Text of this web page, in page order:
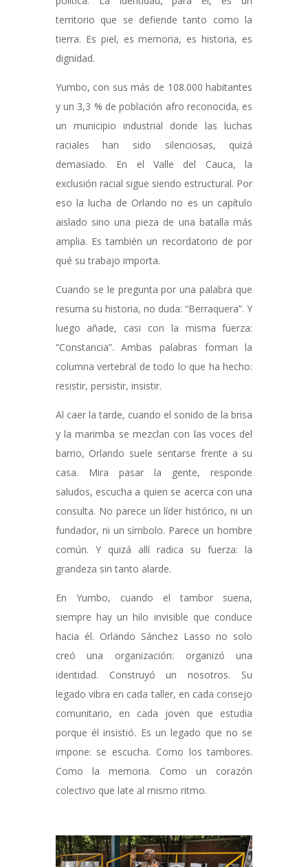
territorio que se defiende tanto como la
tierra. Es piel, es memoria, es historia, es
dignidad.
Yumbo, con sus más de 108.000 habitantes
y un 3,3 % de población afro reconocida, es
un municipio industrial donde las luchas
raciales han sido silenciosas, quizá
demasiado. En el Valle del Cauca, la
exclusión racial sigue siendo estructural. Por
eso la lucha de Orlando no es un capítulo
aislado sino una pieza de una batalla más
amplia. Es también un recordatorio de por
qué su trabajo importa.
Cuando se le pregunta por una palabra que
resuma su historia, no duda: “Berraquera”. Y
luego añade, casi con la misma fuerza:
“Constancia”. Ambas palabras forman la
columna vertebral de todo lo que ha hecho:
resistir, persistir, insistir.
Al caer la tarde, cuando el sonido de la brisa
y la marimba se mezclan con las voces del
barrio, Orlando suele sentarse frente a su
casa. Mira pasar la gente, responde
saludos, escucha a quien se acerca con una
consulta. No parece un líder histórico, ni un
fundador, ni un símbolo. Parece un hombre
común. Y quizá allí radica su fuerza: la
grandeza sin tanto alarde.
En Yumbo, cuando el tambor suena,
siempre hay un hilo invisible que conduce
hacia él. Orlando Sánchez Lasso no solo
creó una organización: organizó una
identidad. Construyó un nosotros. Su
legado vibra en cada taller, en cada consejo
comunitario, en cada joven que estudia
porque él insistió. Es un legado que no se
impone: se escucha. Como los tambores.
Como la memoria. Como un corazón
colectivo que late al mismo ritmo.